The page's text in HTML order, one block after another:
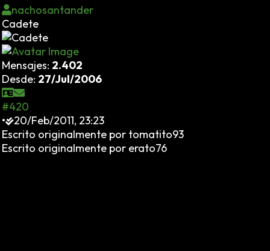
nachosantander
Cadete
Mensajes: 2.402
Desde: 27/Jul/2006
#420
•
20/Feb/2011, 23:23
Escrito originalmente por tomatito93
Escrito originalmente por erato76